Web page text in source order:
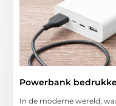
Powerbank
In de moderne wereld,